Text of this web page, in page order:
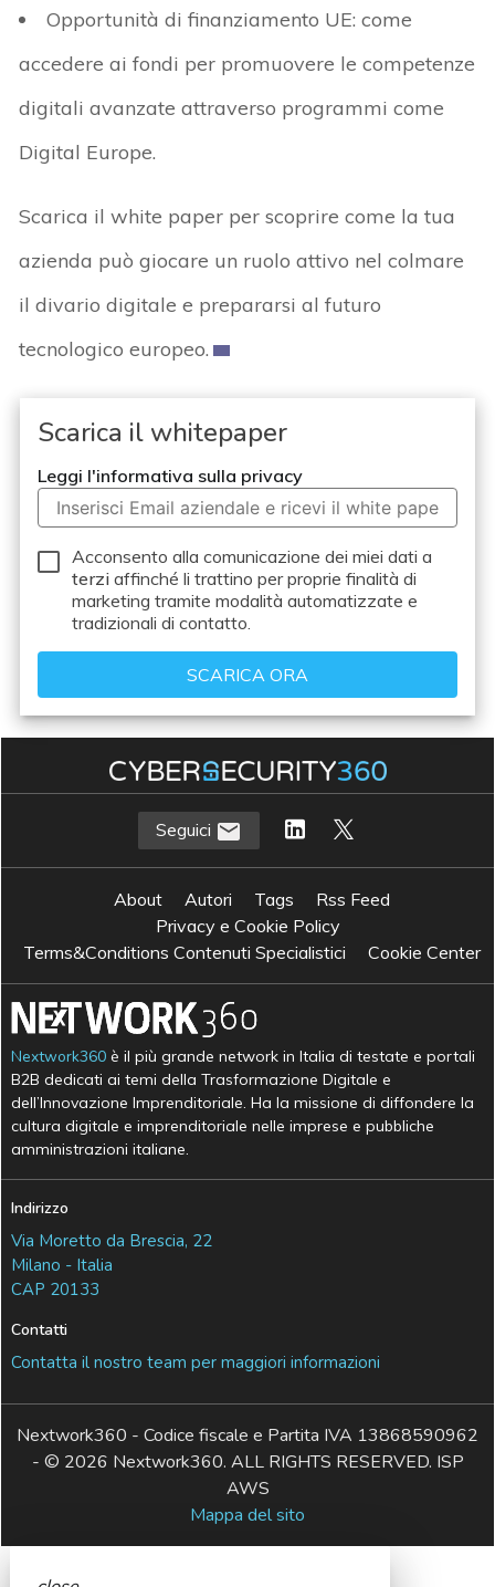
Opportunità di finanziamento UE: come
accedere ai fondi per promuovere le competenze
digitali avanzate attraverso programmi come
Digital Europe.
Scarica il white paper per scoprire come la tua
azienda può giocare un ruolo attivo nel colmare
il divario digitale e prepararsi al futuro
tecnologico europeo.
Scarica il whitepaper
Leggi l'informativa sulla privacy
Acconsento alla comunicazione dei miei dati a
terzi affinché li trattino per proprie finalità di
marketing tramite modalità automatizzate e
tradizionali di contatto.
Seguici
About Autori Tags
Rss Feed
Privacy e Cookie Policy
Terms&Conditions Contenuti Specialistici
Cookie Center
Nextwork360 è il più grande network in Italia di testate e portali
B2B dedicati ai temi della Trasformazione Digitale e
dell’Innovazione Imprenditoriale. Ha la missione di diffondere la
cultura digitale e imprenditoriale nelle imprese e pubbliche
amministrazioni italiane.
Indirizzo
Via Moretto da Brescia, 22
Milano - Italia
CAP 20133
Contatti
Contatta il nostro team per maggiori informazioni
Nextwork360 - Codice fiscale e Partita IVA 13868590962
- © 2026 Nextwork360. ALL RIGHTS RESERVED. ISP
AWS
Mappa del sito